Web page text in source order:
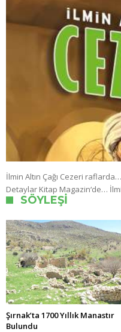
İlmin Altın Çağı Cezeri
Detaylar Kitap Magazin‘de…
SÖYLEŞI
Şırnak’ta 1700 Yıllık Manastır
Bulundu